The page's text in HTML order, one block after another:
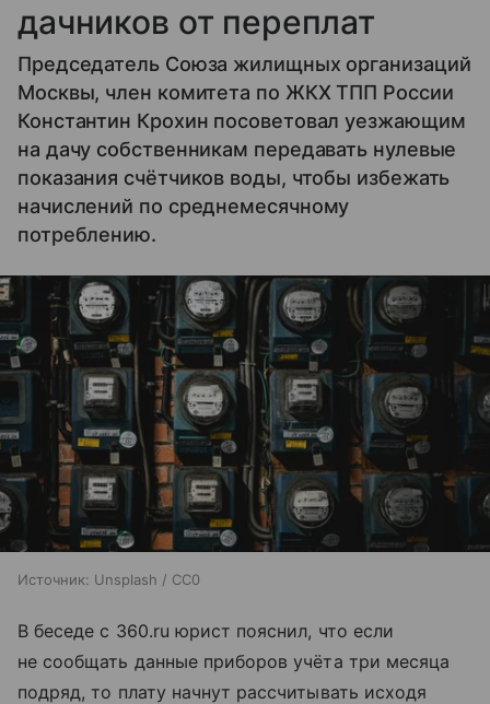
дачников от переплат
Председатель Союза жилищных организаций
Москвы, член комитета по ЖКХ ТПП России
Константин Крохин посоветовал уезжающим
на дачу собственникам передавать нулевые
показания счётчиков воды, чтобы избежать
начислений по среднемесячному
потреблению.
Источник: Unsplash / CC0
В беседе с 360.ru юрист пояснил, что если
не сообщать данные приборов учёта три месяца
подряд, то плату начнут рассчитывать исходя